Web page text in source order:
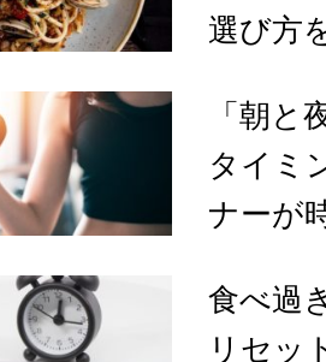
選び方
「朝と
タイミ
ナーが
食べ過
リセッ